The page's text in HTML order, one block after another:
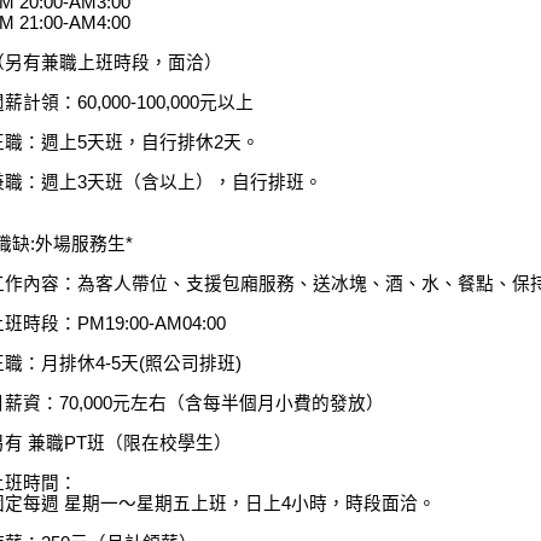
21:00-AM4:00
另有兼職上班時段，面洽）
薪計領：60,000-100,000元以上
職：週上5天班，自行排休2天。
職：週上3天班（含以上），自行排班。
缺:外場服務生*
作內容：為客人帶位、支援包廂服務、送冰塊、酒、水、餐點、保
班時段：PM19:00-AM04:00
職：月排休4-5天(照公司排班)
薪資：70,000元左右（含每半個月小費的發放）
有 兼職PT班（限在校學生）
班時間：
定每週 星期一～星期五上班，日上4小時，時段面洽。